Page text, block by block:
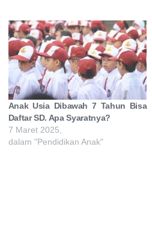
Anak Usia Dibawah 7 Tahun Bisa
Daftar SD. Apa Syaratnya?
7 Maret 2025,
dalam "Pendidikan Anak"